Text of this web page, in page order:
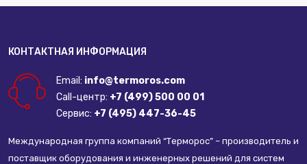
Наличие кабеля:Нет
Защита от перегрева:Да
КОНТАКТНАЯ ИНФОРМАЦИЯ
Email: info@termoros.com
Call-центр: +7 (499) 500 00 01
Сервис: +7 (495) 447-36-45
Международная группа компаний “Терморос” – производитель и
поставщик оборудования и инженерных решений для систем